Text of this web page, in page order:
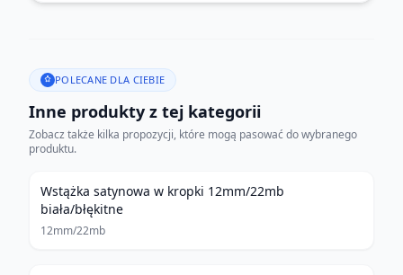
POLECANE DLA CIEBIE
Inne produkty z tej kategorii
Zobacz także kilka propozycji, które mogą pasować do wybranego
produktu.
Wstążka satynowa w kropki 12mm/22mb
biała/błękitne
12mm/22mb